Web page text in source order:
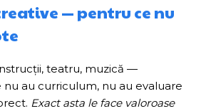
— pentru ce nu
teatru, muzică —
au curriculum, nu au evaluare
Exact asta le face valoroase